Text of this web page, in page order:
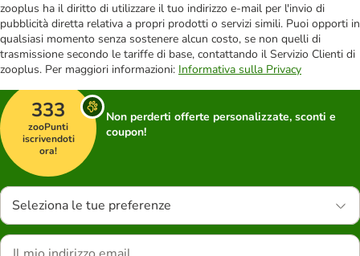
zooplus ha il diritto di utilizzare il tuo indirizzo e-mail per l'invio di
pubblicità diretta relativa a propri prodotti o servizi simili. Puoi opporti in
qualsiasi momento senza sostenere alcun costo, se non quelli di
trasmissione secondo le tariffe di base, contattando il Servizio Clienti di
zooplus. Per maggiori informazioni: Informativa sulla Privacy
333
zooPunti
iscrivendoti
ora!
Non perderti offerte personalizzate, sconti e
coupon!
Seleziona le tue preferenze